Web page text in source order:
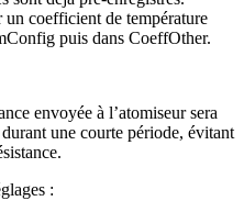
un coefficient de température
puis dans CoeffOther.
envoyée à l’atomiseur sera
une courte période, évitant
: